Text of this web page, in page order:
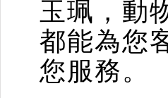
玉珮，動
都能為您
您服務。